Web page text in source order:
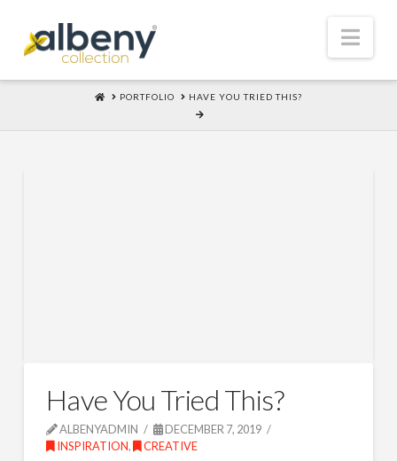
HOMEPORTFOLIO HAVE YOU TRIED THIS?
Have You Tried This?
ALBENYADMIN
DECEMBER 7, 2019
INSPIRATION, CREATIVE